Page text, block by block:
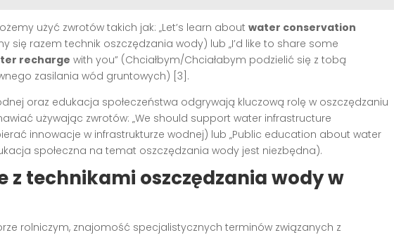
użyć zwrotów takich jak: „Let’s learn about water conservation
się razem technik oszczędzania wody) lub „I’d like to share some
recharge with you” (Chciałbym/Chciałabym podzielić się z tobą
zasilania wód gruntowych) [3].
oraz edukacja społeczeństwa odgrywają kluczową rolę w oszczędzaniu
używając zwrotów: „We should support water infrastructure
innowacje w infrastrukturze wodnej) lub „Public education about water
społeczna na temat oszczędzania wody jest niezbędna).
z technikami oszczędzania wody w
rolniczym, znajomość specjalistycznych terminów związanych z